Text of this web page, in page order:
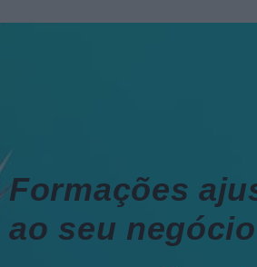
Formações
ao seu negócio